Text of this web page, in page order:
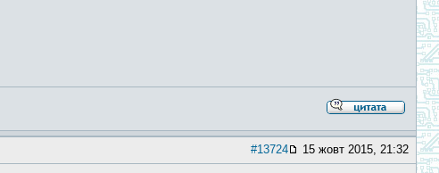
#13724 15 жовт 2015, 21:32